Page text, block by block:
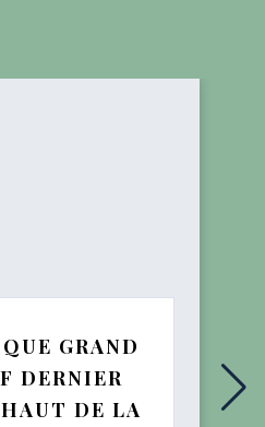
GRAND
DERNIER
DE LA